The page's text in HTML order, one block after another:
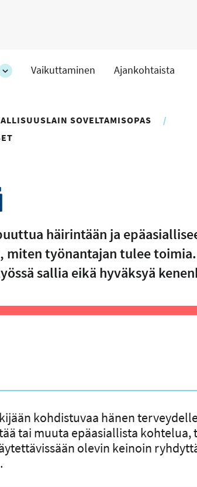
Tietoa
alakohteet
Vaikuttaminen Ajankohtaista
SOVELTAMISOPAS
häirintään ja
työnantajan tulee
sallia eikä hyväksyä
kohdistuvaa hänen
tai muuta epäasiallista kohtelua,
olevin keinoin